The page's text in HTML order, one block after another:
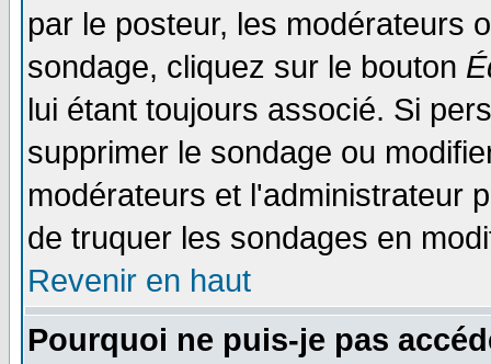
par le posteur, les modérateurs
sondage, cliquez sur le bouton
lui étant toujours associé. Si
supprimer le sondage ou
modérateurs et l'administrateur
de truquer les sondages en
Revenir en haut
Pourquoi ne puis-je pas